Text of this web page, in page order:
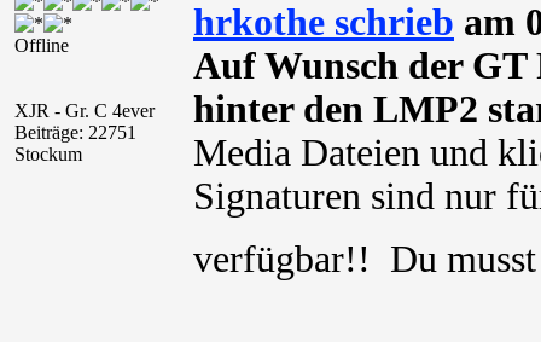
Offline
XJR - Gr. C 4ever
Beiträge: 22751
Stockum
hrkothe schrieb am
Auf Wunsch der
hinter den LMP2
Media Dateien und
Signaturen sind nur
verfügbar!! Du